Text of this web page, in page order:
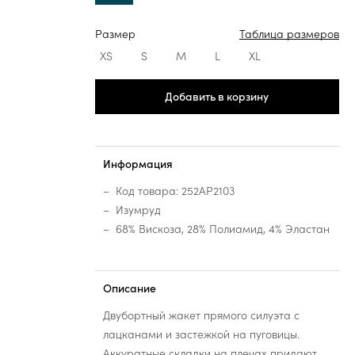
Размер
Таблица размеров
XS
S M L XL
Добавить в корзину
Информация
Код товара: 252AP2103
Изумруд
68% Вискоза, 28% Полиамид, 4% Эластан
Описание
Двубортный жакет прямого силуэта с
лацканами и застежкой на пуговицы.